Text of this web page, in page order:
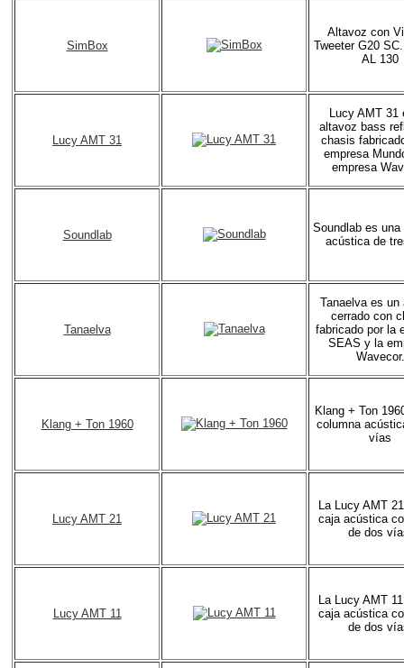
SimBox
Altavoz con
Tweeter G20
AL 130
Lucy AMT 31
Lucy AMT 31
altavoz bass
chasis
empresa
empresa
Soundlab
Soundlab es una
acústica de
Tanaelva
Tanaelva es un
cerrado con
fabricado por la
SEAS y la
Wavecor.
Klang + Ton 1960
Klang + Ton
columna
vías
Lucy AMT 21
La Lucy AMT
caja acústica
de dos
Lucy AMT 11
La Lucy AMT
caja acústica
de dos